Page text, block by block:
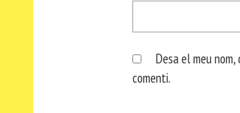
Desa el meu
comenti.